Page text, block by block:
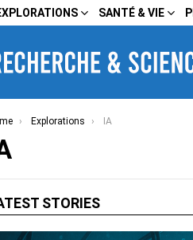
SANTÉ & VIE
are here:Explorations IA
STORIES